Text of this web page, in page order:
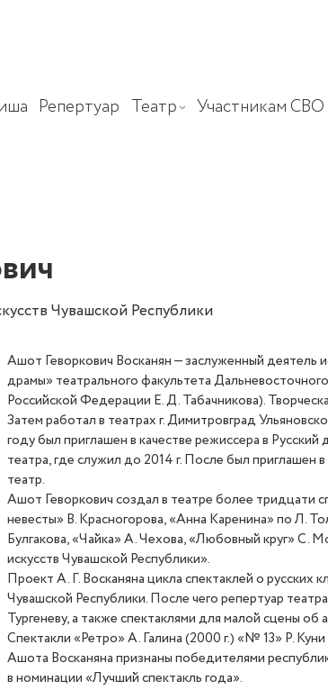
Репертуар Театр Участникам СВО
Чувашской Республики
Ашот Геворкович Восканян — заслуженный деятель
драмы» театрального факультета
РоссийскойФедерации Е. Д.Табачникова).
Затем работал в театрах г. Димитровград
году был приглашен в качестве режиссера в
театра, где служил до 2014 г. После был приглашен
театр.
Ашот Геворкович создал в театре более тридцати
невесты» В. Красногорова, «Анна Каренина» по Л.
Булгакова, «Чайка» А. Чехова, «Любовный круг» С.
искусств Чувашской Республики».
ПроектА. Г. Восканянацикла спектаклей о русских
Чувашской Республики. После чего репертуар
Тургеневу, а также спектаклями для малой сцены об
Спектакли«Ретро» А. Галина(2000 г.) «№ 13» Р. Куни
Ашота Восканяна признаны победителями
в номинации«Лучший спектакль года».